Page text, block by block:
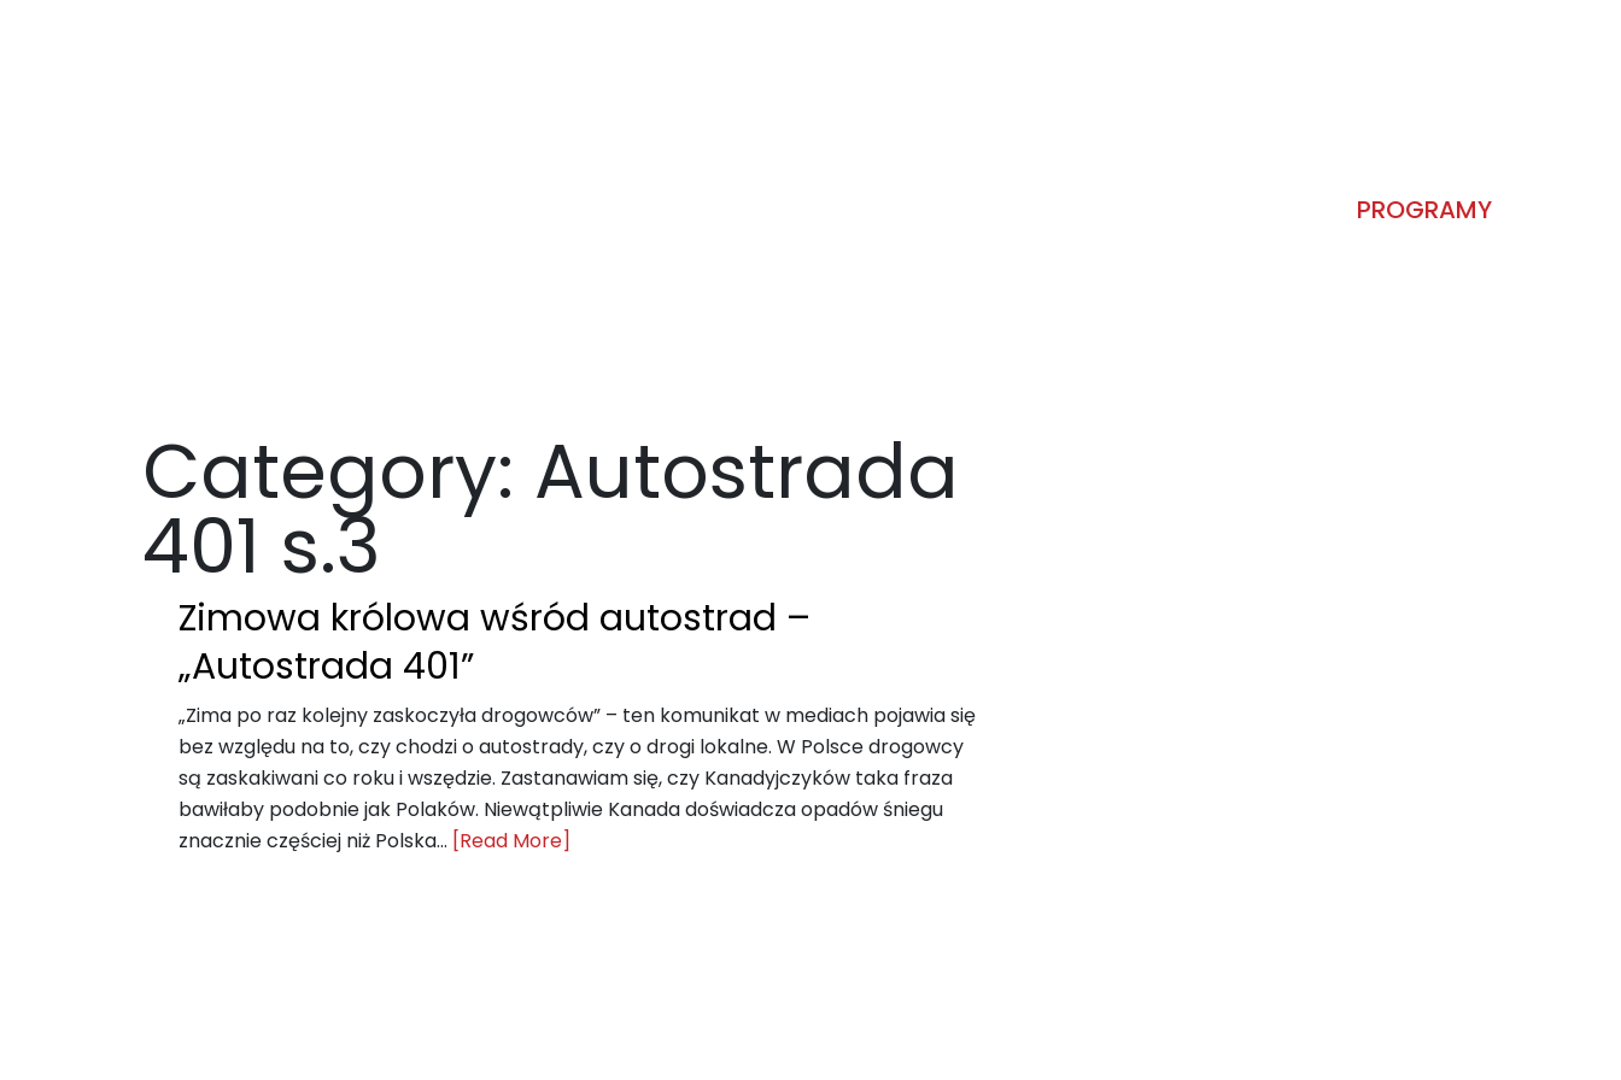
PROGRAMY
Category: Autostrada
401 s.3
Zimowa królowa wśród autostrad –
„Autostrada 401”
„Zima po raz kolejny zaskoczyła drogowców” – ten komunikat w mediach pojawia się
bez względu na to, czy chodzi o autostrady, czy o drogi lokalne. W Polsce drogowcy
są zaskakiwani co roku i wszędzie. Zastanawiam się, czy Kanadyjczyków taka fraza
bawiłaby podobnie jak Polaków. Niewątpliwie Kanada doświadcza opadów śniegu
znacznie częściej niż Polska... [Read More]